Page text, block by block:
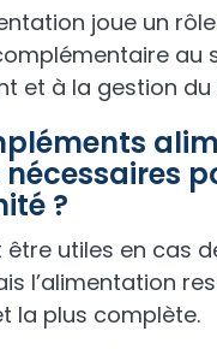
joue un
au
et à la gestion du
?
être utiles en cas
l’alimentation
la plus complète.